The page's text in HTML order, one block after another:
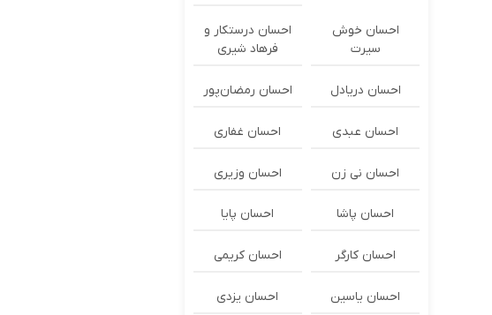
احسان خوش
سیرت
احسان درستكار و
فرهاد شيرى
احسان دریادل احسان رمضان‌پور
احسان عبدی احسان غفاری
احسان نی زن احسان وزیری
احسان پاشا احسان پایا
احسان کارگر احسان کریمی
احسان یاسین احسان یزدی